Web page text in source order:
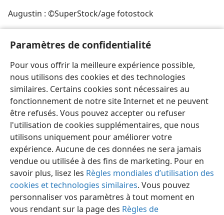
Paramètres de confidentialité
Pour vous offrir la meilleure expérience possible,
nous utilisons des cookies et des technologies
similaires. Certains cookies sont nécessaires au
fonctionnement de notre site Internet et ne peuvent
être refusés. Vous pouvez accepter ou refuser
l'utilisation de cookies supplémentaires, que nous
utilisons uniquement pour améliorer votre
expérience. Aucune de ces données ne sera jamais
vendue ou utilisée à des fins de marketing. Pour en
savoir plus, lisez les Règles mondiales d’utilisation des
cookies et technologies similaires. Vous pouvez
personnaliser vos paramètres à tout moment en
vous rendant sur la page des Règles de
Augustin : ©SuperStock/age fotostock
Écritures chaque jour ’.